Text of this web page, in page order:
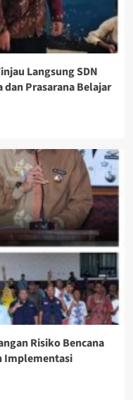
Langsung SDN
dan Prasarana Belajar
Risiko Bencana
Implementasi